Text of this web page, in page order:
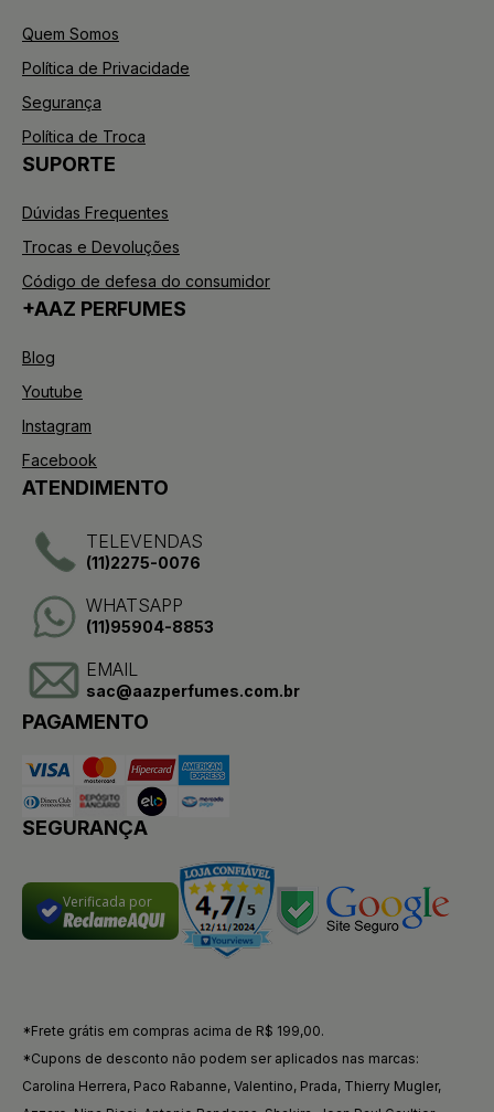
Quem Somos
Política de Privacidade
Segurança
Política de Troca
SUPORTE
Dúvidas Frequentes
Trocas e Devoluções
Código de defesa do consumidor
+AAZ PERFUMES
Blog
Youtube
Instagram
Facebook
ATENDIMENTO
TELEVENDAS
(11)2275-0076
WHATSAPP
(11)95904-8853
EMAIL
sac@aazperfumes.com.br
PAGAMENTO
SEGURANÇA
Verificada por
*Frete grátis em compras acima de R$ 199,00.
*Cupons de desconto não podem ser aplicados nas marcas:
Carolina Herrera, Paco Rabanne, Valentino, Prada, Thierry Mugler,